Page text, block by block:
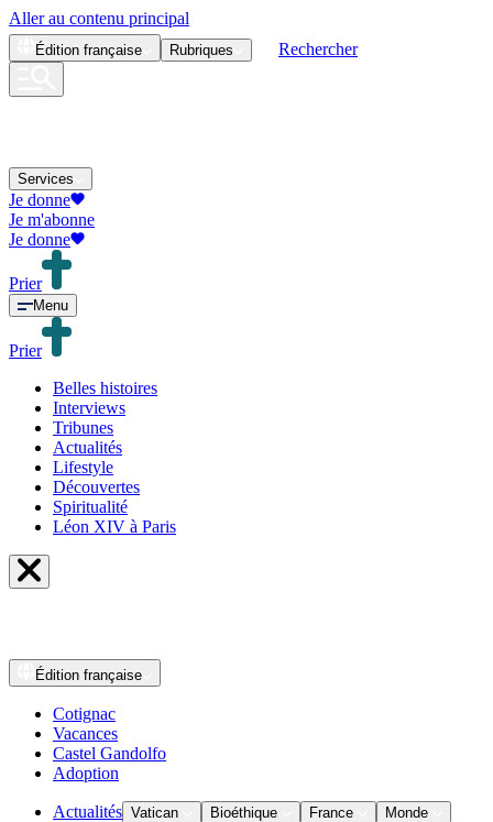
Aller au contenu principal
Édition française Rubriques Rechercher
Services
Je donne
Je m'abonne
Je donne
Prier
Menu
Prier
Belles histoires
Interviews
Tribunes
Actualités
Lifestyle
Découvertes
Spiritualité
Léon XIV à Paris
Édition française
Cotignac
Vacances
Castel Gandolfo
Adoption
Actualités Vatican Bioéthique France
Monde